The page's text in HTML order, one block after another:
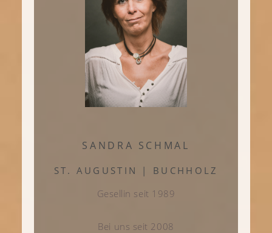
SANDRA SCHMAL
ST. AUGUSTIN | BUCHHOLZ
Gesellin seit 1989
Bei uns seit 2008